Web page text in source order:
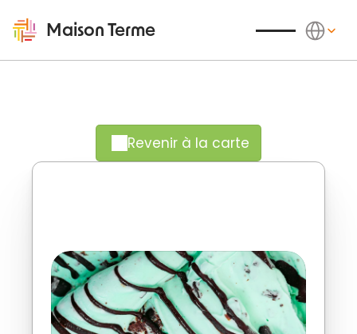
Maison Terme
Revenir à la carte